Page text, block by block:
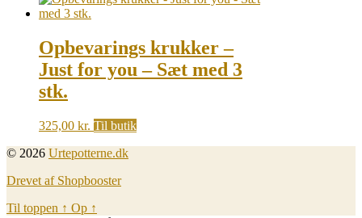
Opbevarings krukker –
Just for you – Sæt med 3
stk.
325,00 kr. Til butik
© 2026 Urtepotterne.dk
Drevet af Shopbooster
Til toppen ↑ Op ↑